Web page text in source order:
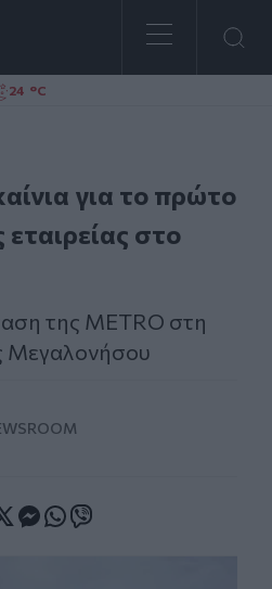
24 °C
για το πρώτο
στο
της METRO στη
Μεγαλονήσου